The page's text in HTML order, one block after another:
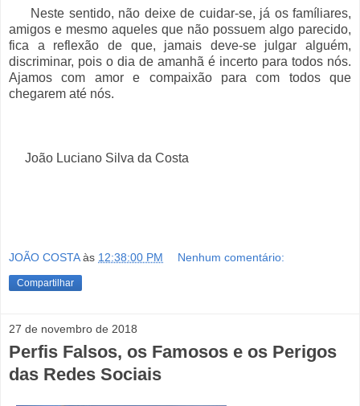
Neste sentido, não deixe de cuidar-se, já os famíliares,
amigos e mesmo aqueles que não possuem algo parecido,
fica a reflexão de que, jamais deve-se julgar alguém,
discriminar, pois o dia de amanhã é incerto para todos nós.
Ajamos com amor e compaixão para com todos que
chegarem até nós.
João Luciano Silva da Costa
JOÃO COSTAàs 12:38:00 PM Nenhum comentário:
Compartilhar
27 de novembro de 2018
Perfis Falsos, os Famosos e os Perigos
das Redes Sociais